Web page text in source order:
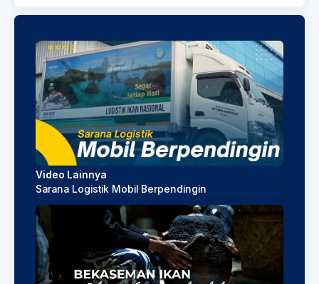
Video Lainnya
Sarana Logistik Mobil Berpendingin